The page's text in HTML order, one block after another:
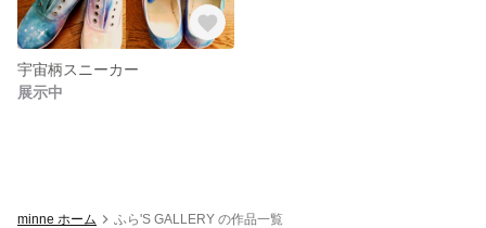
宇宙柄スニーカー
展示中
minne ホーム ふら'S GALLERY の作品一覧